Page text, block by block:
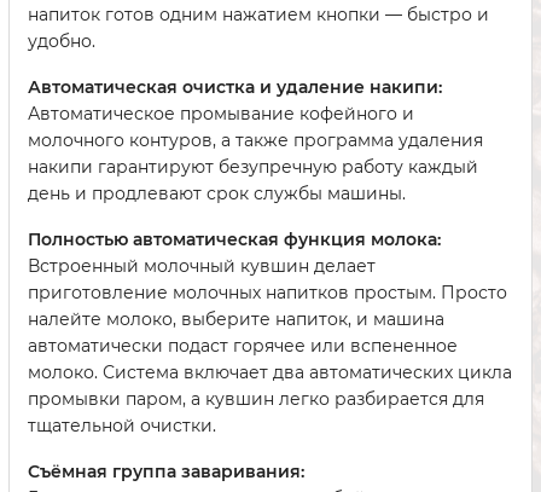
напиток готов одним нажатием кнопки — быстро и
удобно.
Автоматическая очистка и удаление накипи:
Автоматическое промывание кофейного и
молочного контуров, а также программа удаления
накипи гарантируют безупречную работу каждый
день и продлевают срок службы машины.
Полностью автоматическая функция молока:
Встроенный молочный кувшин делает
приготовление молочных напитков простым. Просто
налейте молоко, выберите напиток, и машина
автоматически подаст горячее или вспененное
молоко. Система включает два автоматических цикла
промывки паром, а кувшин легко разбирается для
тщательной очистки.
Съёмная группа заваривания: